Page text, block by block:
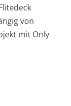
von
mit Only